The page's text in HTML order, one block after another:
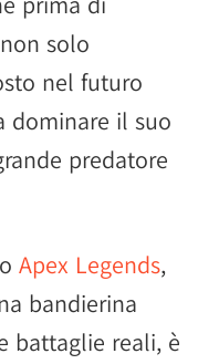
solo
nel futuro
dominare il suo
predatore
Apex Legends,
bandierina
battaglie reali, è